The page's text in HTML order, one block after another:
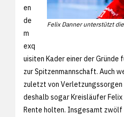
Felix Danner unterstützt
en
de
m
exq
uisiten Kader einer der Gründe
zur Spitzenmannschaft. Auch
zuletzt von
deshalb sogar Kreisläufer
Rente holten. Insgesamt